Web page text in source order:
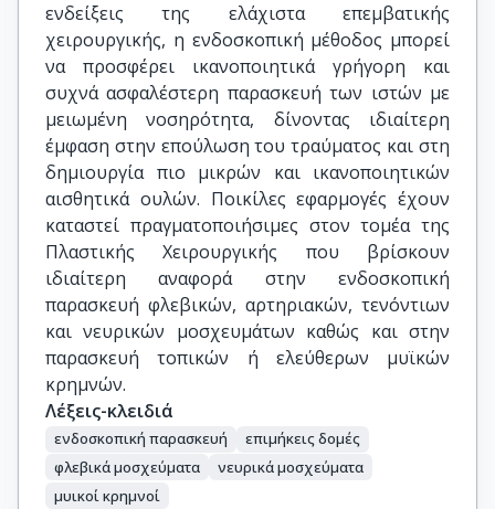
ενδείξεις της ελάχιστα επεμβατικής
χειρουργικής, η ενδοσκοπική μέθοδος μπορεί
να προσφέρει ικανοποιητικά γρήγορη και
συχνά ασφαλέστερη παρασκευή των ιστών με
μειωμένη νοσηρότητα, δίνοντας ιδιαίτερη
έμφαση στην επούλωση του τραύματος και στη
δημιουργία πιο μικρών και ικανοποιητικών
αισθητικά ουλών. Ποικίλες εφαρμογές έχουν
καταστεί πραγματοποιήσιμες στον τομέα της
Πλαστικής Χειρουργικής που βρίσκουν
ιδιαίτερη αναφορά στην ενδοσκοπική
παρασκευή φλεβικών, αρτηριακών, τενόντιων
και νευρικών μοσχευμάτων καθώς και στην
παρασκευή τοπικών ή ελεύθερων μυϊκών
κρημνών.
Λέξεις-κλειδιά
ενδοσκοπική παρασκευή
επιμήκεις δομές
φλεβικά μοσχεύματα
νευρικά μοσχεύματα
μυικοί κρημνοί